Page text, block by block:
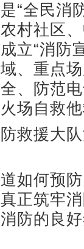
全民消
村社区
立“消防
、重点
、防范
场自救
援大队
何预防
正筑牢
防的良